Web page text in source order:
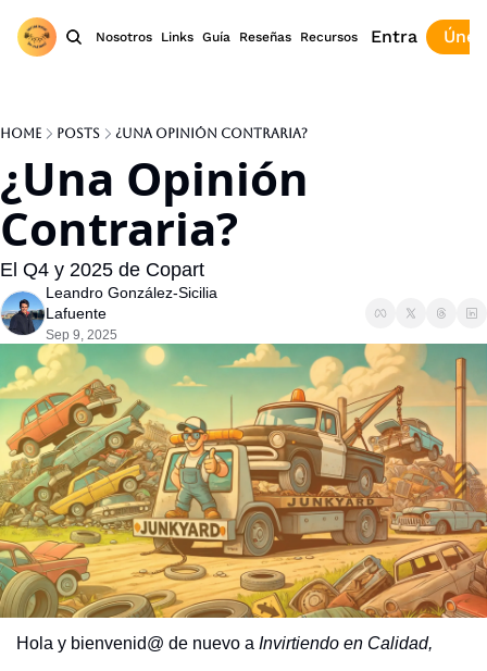
Nosotros Links Guía Reseñas Recursos Entra
Home Posts ¿Una Opinión Contraria?
¿Una Opinión
Contraria?
El Q4 y 2025 de Copart
Leandro González-Sicilia
Lafuente
Sep 9, 2025
Hola y bienvenid@ de nuevo a Invirtiendo en Calidad,